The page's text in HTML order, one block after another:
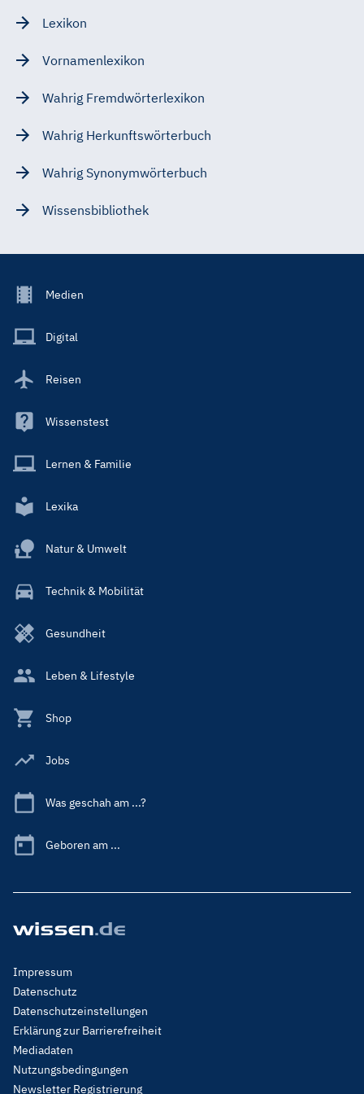
Lexikon
Vornamenlexikon
Wahrig Fremdwörterlexikon
Wahrig Herkunftswörterbuch
Wahrig Synonymwörterbuch
Wissensbibliothek
Footer
Main
Medien
Digital
Reisen
Wissenstest
Lernen & Familie
Lexika
Natur & Umwelt
Technik & Mobilität
Gesundheit
Leben & Lifestyle
Shop
Jobs
Was geschah am ...?
Geboren am ...
Footer
Menu
Legal
Impressum
Datenschutz
Datenschutzeinstellungen
Erklärung zur Barrierefreiheit
Mediadaten
Nutzungsbedingungen
Newsletter Registrierung